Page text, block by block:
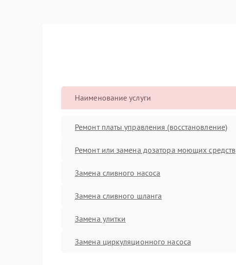
Наименование услуги
Ремонт платы управления (восстановление)
Ремонт или замена дозатора моющих средств
Замена сливного насоса
Замена сливного шланга
Замена улитки
Замена циркуляционного насоса